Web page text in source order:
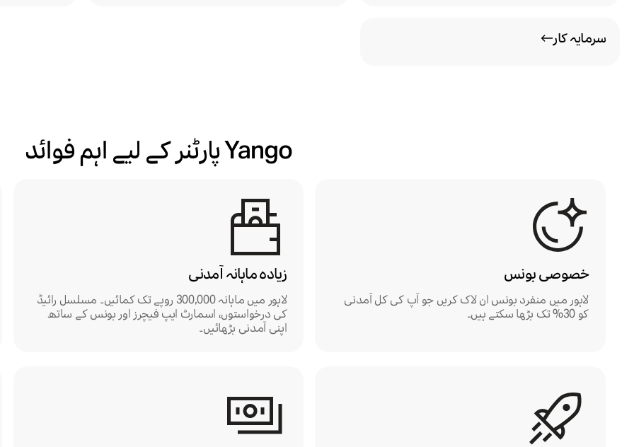
سرمایہ کار
Yango پارٹنر کے لیے اہم فوائد
خصوصی بونس
لاہور میں منفرد بونس ان لاک کریں جو آپ کی کل آمدنی
کو 30% تک بڑھا سکتے ہیں۔
زیادہ ماہانہ آمدنی
لاہور میں ماہانہ 300,000 روپے تک کمائیں۔ مسلسل رائیڈ
کی درخواستوں، اسمارٹ ایپ فیچرز اور بونس کے ساتھ
اپنی آمدنی بڑھائیں۔